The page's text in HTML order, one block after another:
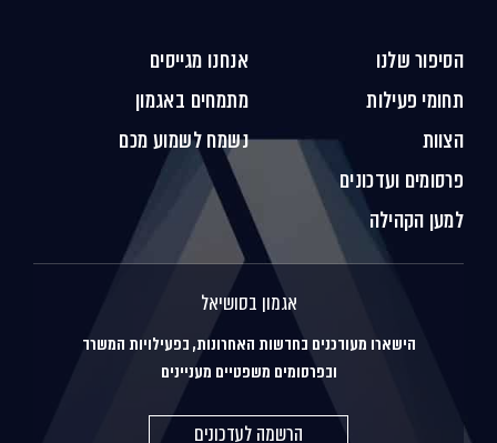
הסיפור שלנו
תחומי פעילות
הצוות
פרסומים ועדכונים
למען הקהילה
אנחנו מגייסים
מתמחים באגמון
נשמח לשמוע מכם
אגמון בסושיאל
הישארו מעודכנים בחדשות האחרונות, בפעילויות המשרד
ובפרסומים משפטיים מעניינים
הרשמה לעדכונים